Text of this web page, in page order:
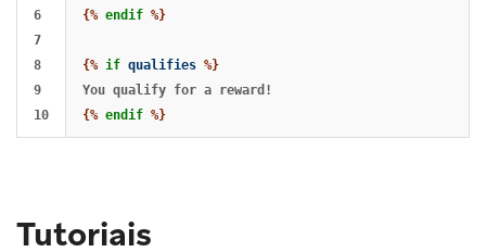
6
7
8
9
{% endif %}
{% if qualifies %}
{% endif %}
Tutoriais